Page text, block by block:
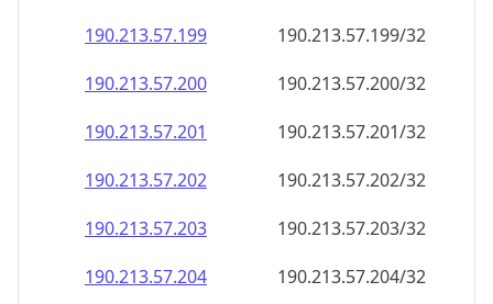
190.213.57.199
190.213.57.199/32
190.213.57.200
190.213.57.200/32
190.213.57.201
190.213.57.201/32
190.213.57.202
190.213.57.202/32
190.213.57.203
190.213.57.203/32
190.213.57.204
190.213.57.204/32